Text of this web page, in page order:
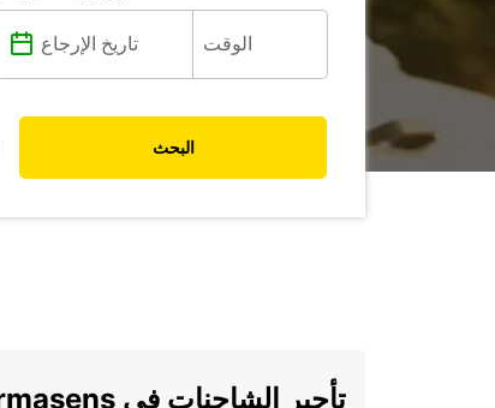
البحث
تأجير الشاحنات في Pirmasens